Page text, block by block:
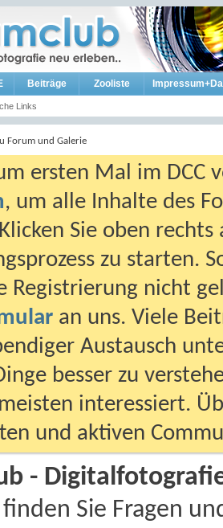
Links
Beiträge Zooliste
Forum und Galerie
ersten Mal im DCC
, um alle Inhalte des
Sie oben
zu starten.
Registrierung nicht
an uns. Viele
Austausch
besser zu
interessiert.
und aktiven
-
Sie Fragen